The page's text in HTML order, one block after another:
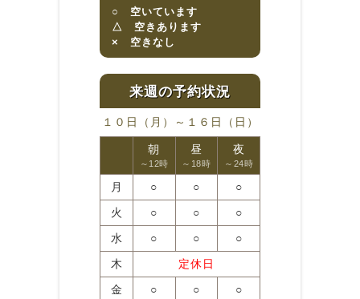
○ 空いています
△ 空きあります
× 空きなし
１０日（月）～１６日（日）
朝
～12時
昼
～18時
夜
～24時
月 ○ ○
○
火
○ ○
○
水
○ ○
○
木
定休日
金
○ ○
○